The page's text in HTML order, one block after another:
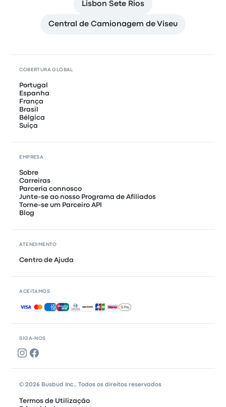
Lisbon Sete Rios
Central de Camionagem de Viseu
SIGA-NOS
COBERTURA GLOBAL
Portugal
Espanha
França
Brasil
Bélgica
Suiça
EMPRESA
Sobre
Carreiras
Parceria connosco
Junte-se ao nosso Programa de Afiliados
Torne-se um Parceiro API
Blog
ATENDIMENTO
Centro de Ajuda
ACEITAMOS
Pagamentos aceites
© 2026 Busbud Inc., Todos os direitos reservados
Termos de Utilização